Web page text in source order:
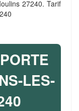
27240. Tarif
LES-